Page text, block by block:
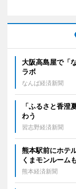
大阪高島屋で「
ラボ
なんば経済新聞
「ふるさと香
わう
習志野経済新聞
熊本駅前にホテ
くまモンルーム
熊本経済新聞